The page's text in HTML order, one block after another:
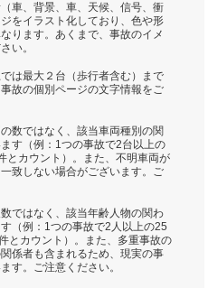
車、背景、車、天候、信号、衝
をイラスト化しており、色や形
ります。あくまで、事故のイメ
い。
は最大２台（歩行者含む）まで
故の個別ページの文字情報をご
数ではなく、該当車両種別の関
す（例：1つの事故で2台以上の
とカウント）。また、不明車両が
致しない場合がございます。ご
ではなく、該当年齢人物の関わ
（例：1つの事故で2人以上の25
とカウント）。また、多重事故の
係者も含まれるため、現実の事
す。ご注意ください。